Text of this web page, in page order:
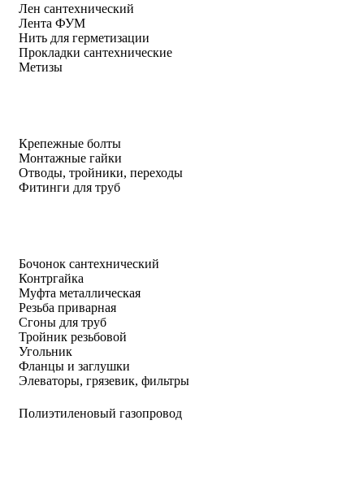
Лен сантехнический
Лента ФУМ
Нить для герметизации
Прокладки сантехнические
Метизы
Крепежные болты
Монтажные гайки
Отводы, тройники, переходы
Фитинги для труб
Бочонок сантехнический
Контргайка
Муфта металлическая
Резьба приварная
Сгоны для труб
Тройник резьбовой
Угольник
Фланцы и заглушки
Элеваторы, грязевик, фильтры
Полиэтиленовый газопровод